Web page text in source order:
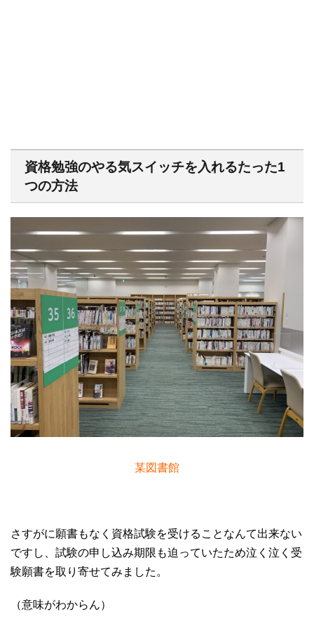
資格勉強のやる気スイッチを入れるたった1
つの方法
某図書館
さすがに願書もなく資格試験を受けることなんて出来ない
ですし、試験の申し込み期限も迫っていたため泣く泣く受
験願書を取り寄せてみました。
（意味がわからん）